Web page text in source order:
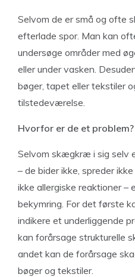
Selvom de er små og ofte
efterlade spor. Man kan
undersøge områder med
eller under vasken.
bøger, tapet eller tekstiler
tilstedeværelse.
Hvorfor er de et problem?
Selvom skægkræ i sig selv
– de bider ikke, spreder
ikke allergiske reaktioner –
bekymring. For det første
indikere et underliggende
kan forårsage strukturelle
andet kan de forårsage
bøger og tekstiler.